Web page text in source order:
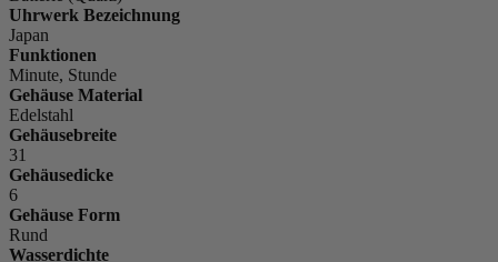
Uhrwerk Bezeichnung
Japan
Funktionen
Minute, Stunde
Gehäuse Material
Edelstahl
Gehäusebreite
31
Gehäusedicke
6
Gehäuse Form
Rund
Wasserdichte